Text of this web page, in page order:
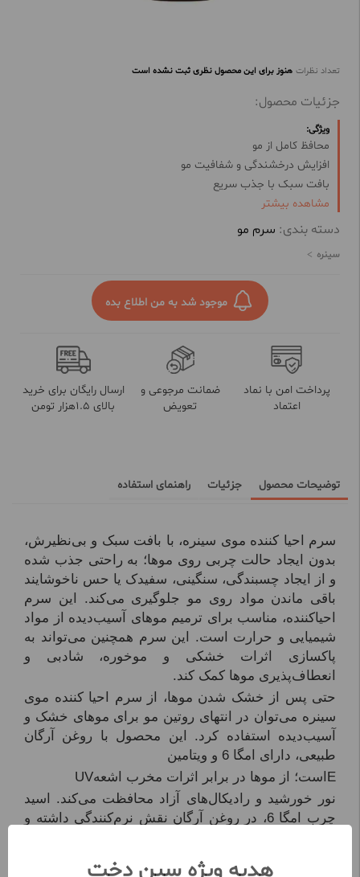
تعداد نظرات هنوز برای این محصول نظری ثبت نشده است
جزئیات محصول:
ویژگی:
محافظ کامل از مو
افزایش درخشندگی و شفافیت مو
بافت سبک با جذب سریع
ترمیم و احیا کننده مو های اسیب دیده و شکننده
خاصیت حالت دهندگی و نرم کنندگی مو
مغذی و تقویت کننده مو با روغن ارگان طبیعی
مشاهده بیشتر
دسته بندی: سرم مو
سینره
موجود شد به من اطلاع بده
پرداخت امن با نماد
اعتماد
ضمانت مرجوعی و
تعویض
ارسال رایگان برای خرید
بالای 1.5هزار تومن
توضیحات محصول جزئیات راهنمای استفاده
سرم احیا کننده موی سینره، با بافت سبک و بی‌نظیرش،
بدون ایجاد حالت چربی روی موها؛ به راحتی جذب شده
و از ایجاد چسبندگی، سنگینی، سفیدک یا حس ناخوشایند
باقی‌ ماندن مواد روی مو جلوگیری می‌کند. این سرم
احیاکننده، مناسب برای ترمیم موهای آسیب‌دیده از مواد
شیمیایی و حرارت است. این سرم همچنین می‌تواند به
پاکسازی اثرات خشکی و موخوره، شادبی و
انعطاف‌پذیری موها کمک کند.
حتی پس از خشک شدن موها، از سرم احیا کننده موی
سینره می‌توان در انتهای روتین مو برای موهای خشک و
آسیب‌دیده استفاده کرد. این محصول با روغن آرگان
طبیعی، دارای امگا 6 و ویتامین
E است؛ از موها در برابر اثرات مخرب اشعهUV
نور خورشید و رادیکال‌های آزاد محافظت می‌کند. اسید
چرب امگا 6، در روغن آرگان نقش نرم‌کنندگی داشته و
سرم احیا کننده سینره، علاوه بر جلوگیری از الکتریسیته
هدیه ویژه سین دخت